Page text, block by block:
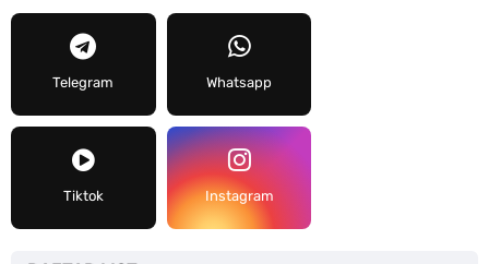
Telegram Whatsapp
Tiktok Instagram